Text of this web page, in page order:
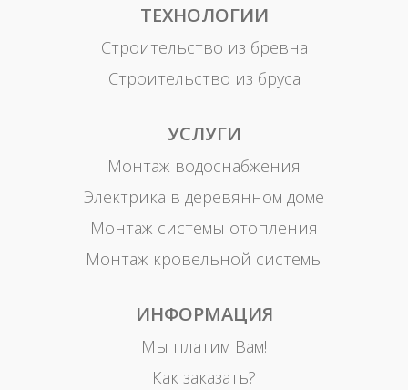
ТЕХНОЛОГИИ
Строительство из бревна
Строительство из бруса
УСЛУГИ
Монтаж водоснабжения
Электрика в деревянном доме
Монтаж системы отопления
Монтаж кровельной системы
ИНФОРМАЦИЯ
Мы платим Вам!
Как заказать?